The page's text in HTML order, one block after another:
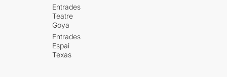
Entrades
Teatre
Goya
Entrades
Espai
Texas